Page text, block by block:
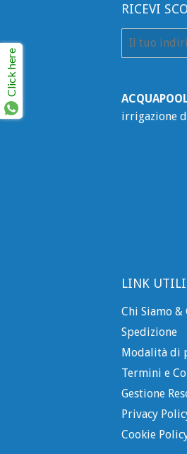
RICEVI
E-
irrigazione
LINK UTILI
Chi Siamo
Spedizione
Modalità di
Termini e
Gestione
Privacy
Cookie
Click here